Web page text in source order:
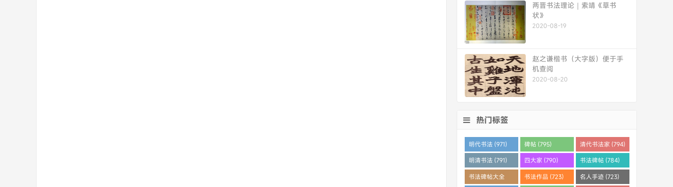
两晋书法理论｜索靖《草书
状》
2020-08-19
赵之谦楷书（大字版）便于手
机查阅
2020-08-20
热门标签
明代书法 (971) 碑帖 (795) 清代书法家 (794)
明清书法 (791) 四大家 (790) 书法碑帖 (784)
书法碑帖大全
书法作品 (723) 名人手迹 (723)